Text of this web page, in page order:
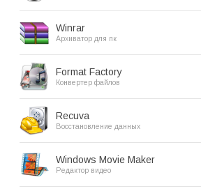
Winrar
Архиватор для пк
Format Factory
Конвертер файлов
Recuva
Восстановление данных
Windows Movie Maker
Редактор видео